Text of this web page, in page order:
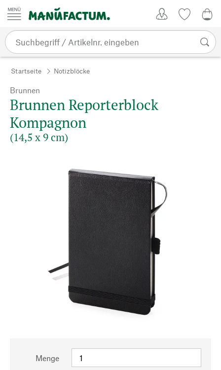
Zum Inhalt springen
Startseite Notizblöcke
Brunnen
Brunnen Reporterblock
Kompagnon
(14,5 x 9 cm)
Menge